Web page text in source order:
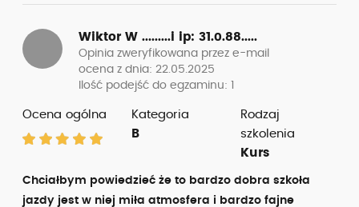
Wiktor W .........i ip: 31.0.88.....
Opinia zweryfikowana przez e-mail
ocena z dnia: 22.05.2025
Ilość podejść do egzaminu: 1
Ocena ogólna
Kategoria
B
Rodzaj
szkolenia
Kurs
Chciałbym powiedzieć że to bardzo dobra szkoła
jazdy jest w niej miła atmosfera i bardzo fajne